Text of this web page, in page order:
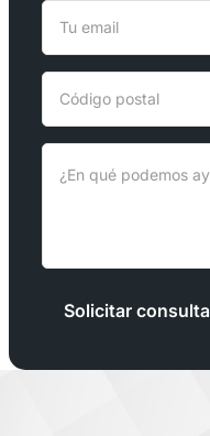
Solicitar consulta